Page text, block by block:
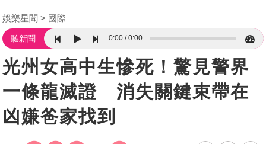
娛樂星聞 國際
聽新聞 0:00 0:00
光州女高中生慘死！驚見警界
一條龍滅證 消失關鍵束帶在
凶嫌爸家找到